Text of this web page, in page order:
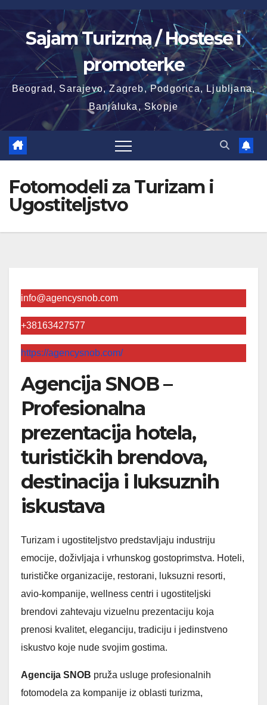
Skip
to
contentSajam Turizma / Hostese i
promoterke
Beograd, Sarajevo, Zagreb, Podgorica, Ljubljana,
Banjaluka, Skopje
Fotomodeli za Turizam i
Ugostiteljstvo
info@agencysnob.com
+38163427577
https://agencysnob.com/
Agencija SNOB –
Profesionalna
prezentacija hotela,
turističkih brendova,
destinacija i luksuznih
iskustava
Turizam i ugostiteljstvo predstavljaju industriju
emocije, doživljaja i vrhunskog gostoprimstva. Hoteli,
turističke organizacije, restorani, luksuzni resorti,
avio-kompanije, wellness centri i ugostiteljski
brendovi zahtevaju vizuelnu prezentaciju koja
prenosi kvalitet, eleganciju, tradiciju i jedinstveno
iskustvo koje nude svojim gostima.
Agencija SNOB pruža usluge profesionalnih
fotomodela za kompanije iz oblasti turizma,